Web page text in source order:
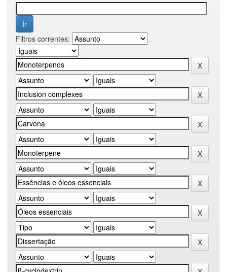
Filtros correntes: